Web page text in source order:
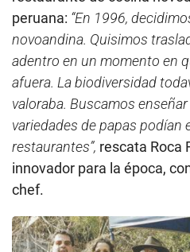
peruana: “En 1996,
novoandina. Quisimos
adentro en un momento en
afuera. La biodiversidad
valoraba. Buscamos
variedades de papas podían
restaurantes”, rescata Roca
innovador para la época,
chef.